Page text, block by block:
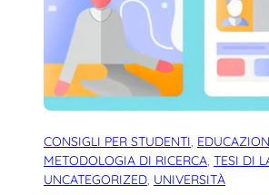
CONSIGLI PER STUDENTI,
METODOLOGIA DI RICERCA, TESI DI
UNCATEGORIZED, UNIVERSITÀ